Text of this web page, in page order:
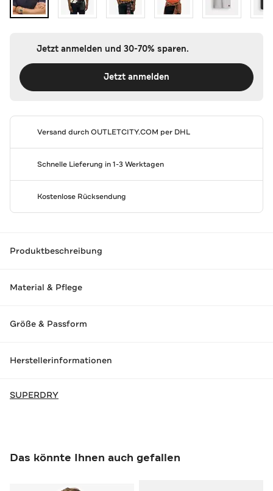
Jetzt anmelden und 30-70% sparen.
Jetzt anmelden
Versand durchOUTLETCITY.COM per DHL
Schnelle Lieferung in 1-3 Werktagen
Kostenlose Rücksendung
Produktbeschreibung
Material & Pflege
Größe & Passform
Herstellerinformationen
SUPERDRY
Das könnte Ihnen auch gefallen